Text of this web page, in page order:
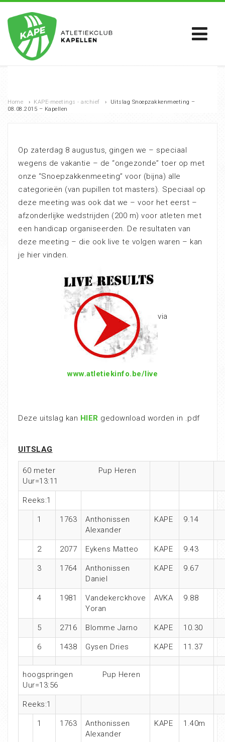
Home › KAPE-meetings - archief ›
Uitslag Snoepzakkenmeeting –
08.08.2015 – Kapellen
Op zaterdag 8 augustus, gingen we – speciaal
wegens de vakantie – de “ongezonde” toer op met
onze “Snoepzakkenmeeting” voor (bijna) alle
categorieën (van pupillen tot masters). Speciaal op
deze meeting was ook dat we – voor het eerst –
afzonderlijke wedstrijden (200 m) voor atleten met
een handicap organiseerden. De resultaten van
deze meeting – die ook live te volgen waren – kan
je hier vinden.
via
www.atletiekinfo.be/live
Deze uitslag kan HIER gedownload worden in .pdf
UITSLAG
60 meter Pup Heren
Uur=13:11
Reeks:1
1 1763
Anthonissen
Alexander
KAPE 9.14
2 2077 Eykens Matteo KAPE 9.43
3 1764
Anthonissen
Daniel
KAPE 9.67
4 1981
Vandekerckhove
Yoran
AVKA 9.88
5 2716 Blomme Jarno KAPE 10.30
6 1438 Gysen Dries KAPE 11.37
hoogspringen Pup Heren
Uur=13:56
Reeks:1
1 1763
Anthonissen
Alexander
KAPE 1.40m